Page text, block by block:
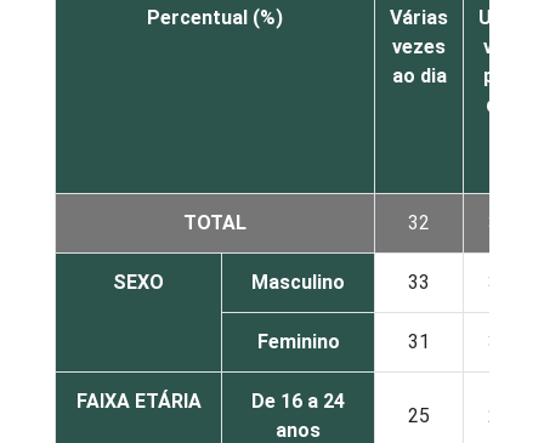
Percentual (%)
Várias
vezes
ao dia
Uma
vez
por
dia
TOTAL 32 33
SEXO Masculino 33 33
Feminino 31 33
FAIXA ETÁRIA
De 16 a 24
anos
25 21